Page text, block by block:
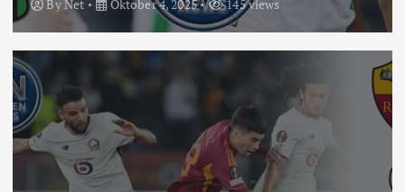
ByNet Oktober 4, 2025 145 views